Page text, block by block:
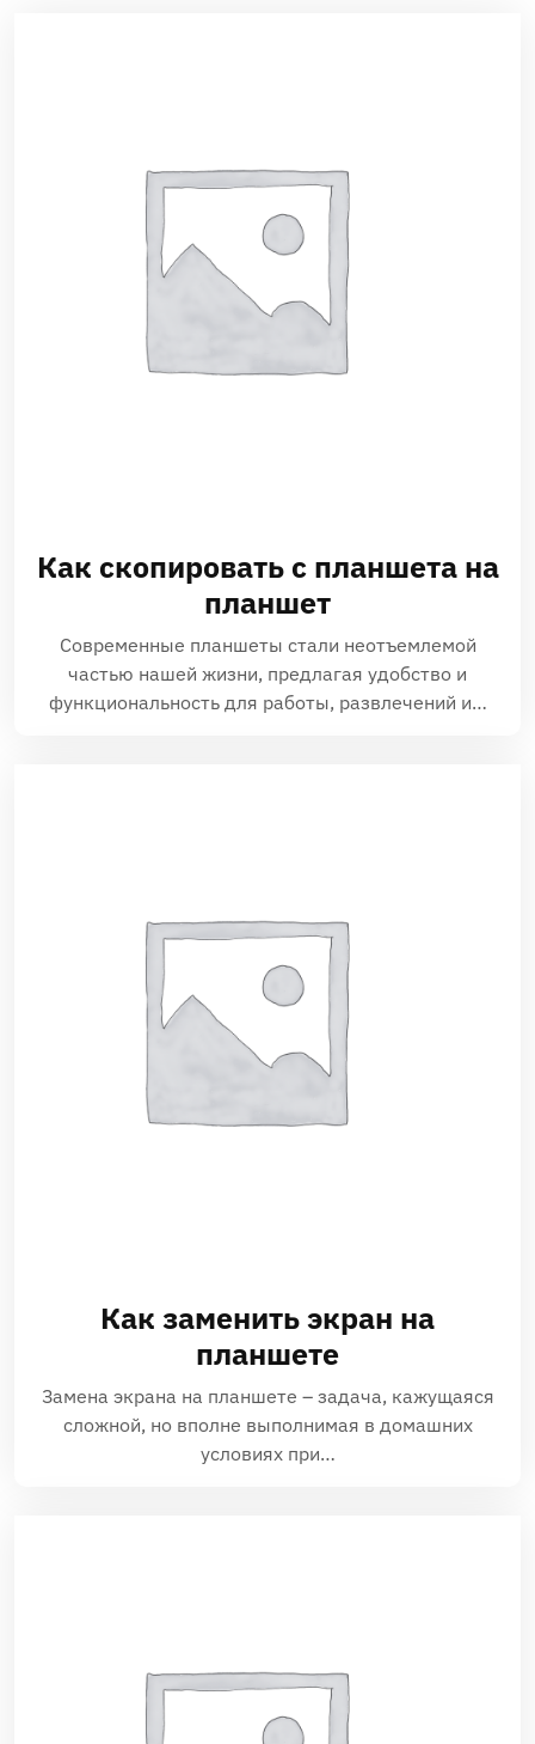
Как скопировать с планшета на
планшет
Современные планшеты стали неотъемлемой
частью нашей жизни, предлагая удобство и
функциональность для работы, развлечений и…
Как заменить экран на
планшете
Замена экрана на планшете – задача, кажущаяся
сложной, но вполне выполнимая в домашних
условиях при…